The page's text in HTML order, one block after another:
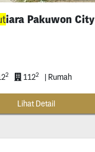
iara Pakuwon City
2 1122 | Rumah
Lihat Detail